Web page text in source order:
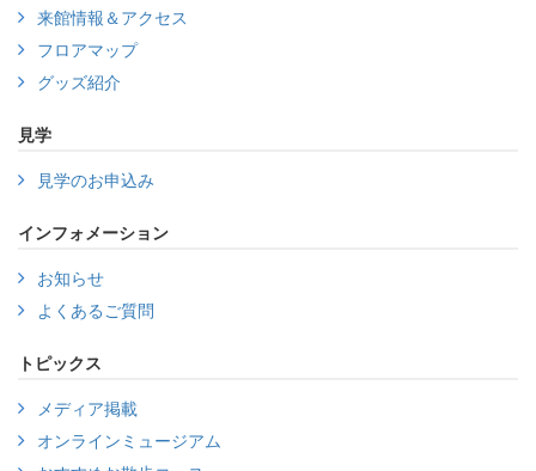
来館情報＆アクセス
フロアマップ
グッズ紹介
見学
見学のお申込み
インフォメーション
お知らせ
よくあるご質問
トピックス
メディア掲載
オンラインミュージアム